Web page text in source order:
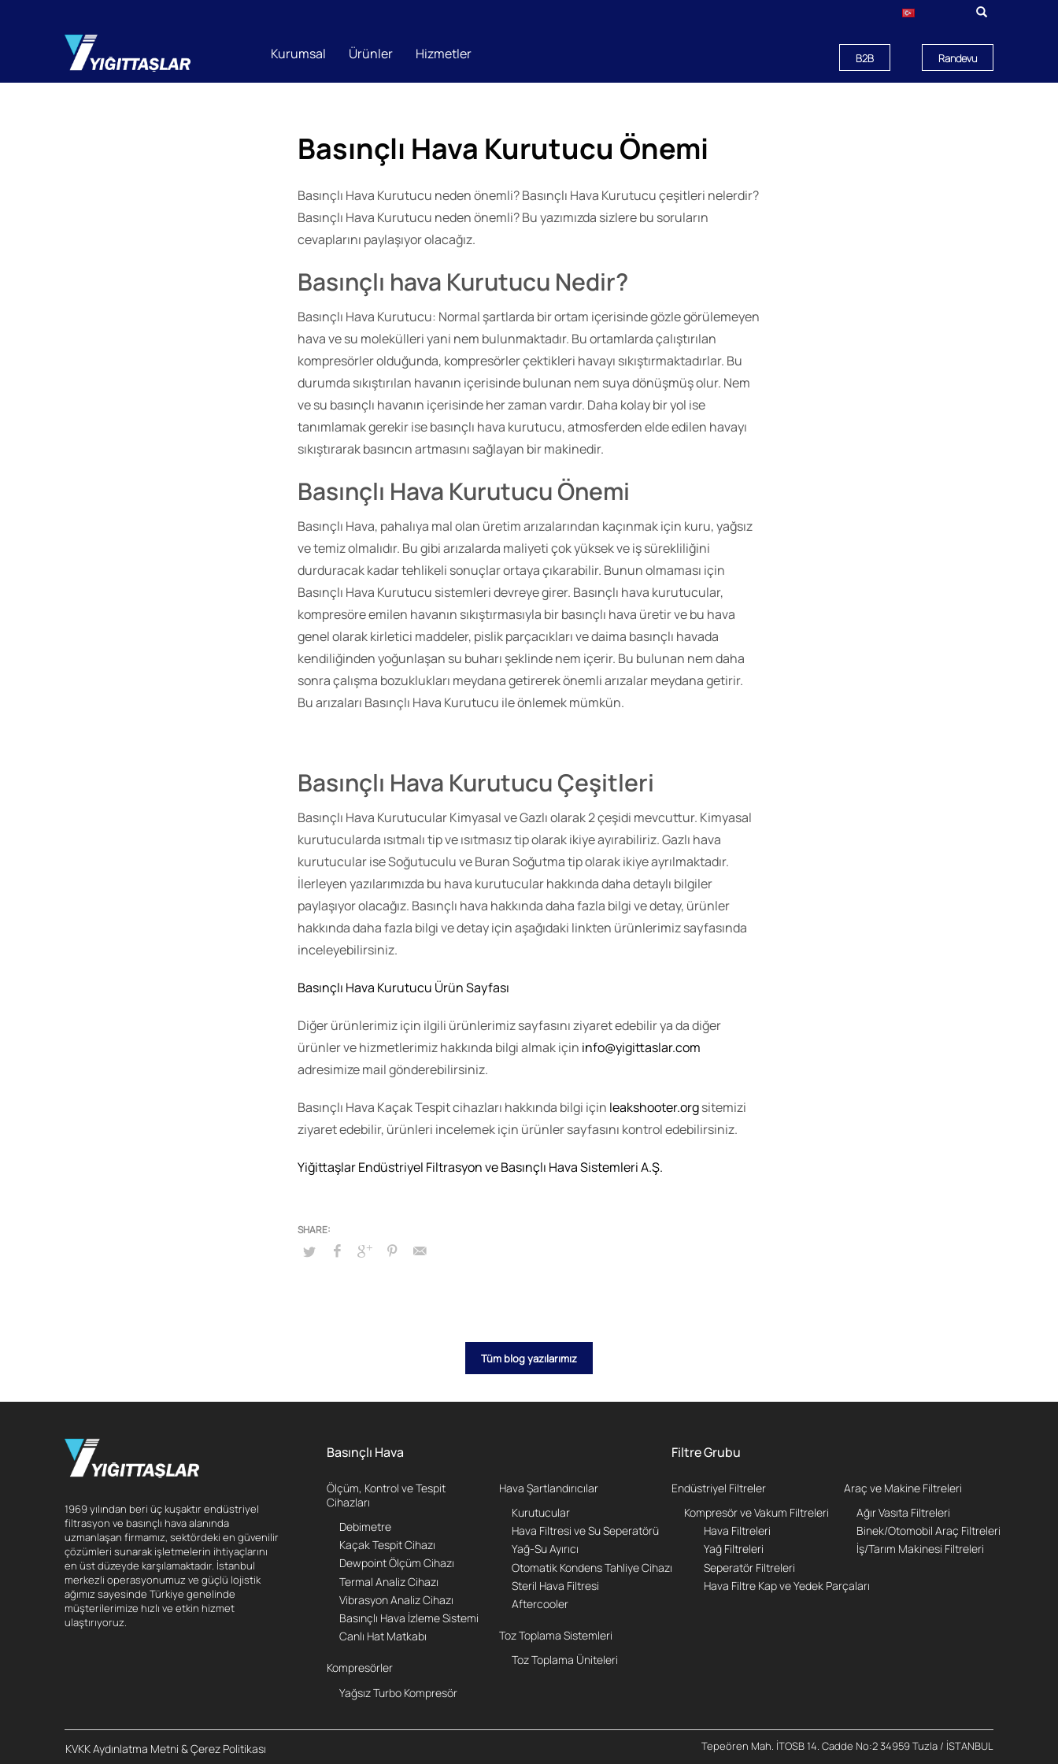
Kurumsal Ürünler Hizmetler B2B Randevu
Basınçlı Hava Kurutucu Önemi
Basınçlı Hava Kurutucu neden önemli? Basınçlı Hava Kurutucu çeşitleri nelerdir?
Basınçlı Hava Kurutucu neden önemli? Bu yazımızda sizlere bu soruların
cevaplarını paylaşıyor olacağız.
Basınçlı hava Kurutucu Nedir?
Basınçlı Hava Kurutucu: Normal şartlarda bir ortam içerisinde gözle görülemeyen
hava ve su molekülleri yani nem bulunmaktadır. Bu ortamlarda çalıştırılan
kompresörler olduğunda, kompresörler çektikleri havayı sıkıştırmaktadırlar. Bu
durumda sıkıştırılan havanın içerisinde bulunan nem suya dönüşmüş olur. Nem
ve su basınçlı havanın içerisinde her zaman vardır. Daha kolay bir yol ise
tanımlamak gerekir ise basınçlı hava kurutucu, atmosferden elde edilen havayı
sıkıştırarak basıncın artmasını sağlayan bir makinedir.
Basınçlı Hava Kurutucu Önemi
Basınçlı Hava, pahalıya mal olan üretim arızalarından kaçınmak için kuru, yağsız
ve temiz olmalıdır. Bu gibi arızalarda maliyeti çok yüksek ve iş sürekliliğini
durduracak kadar tehlikeli sonuçlar ortaya çıkarabilir. Bunun olmaması için
Basınçlı Hava Kurutucu sistemleri devreye girer. Basınçlı hava kurutucular,
kompresöre emilen havanın sıkıştırmasıyla bir basınçlı hava üretir ve bu hava
genel olarak kirletici maddeler, pislik parçacıkları ve daima basınçlı havada
kendiliğinden yoğunlaşan su buharı şeklinde nem içerir. Bu bulunan nem daha
sonra çalışma bozuklukları meydana getirerek önemli arızalar meydana getirir.
Bu arızaları Basınçlı Hava Kurutucu ile önlemek mümkün.
Basınçlı Hava Kurutucu Çeşitleri
Basınçlı Hava Kurutucular Kimyasal ve Gazlı olarak 2 çeşidi mevcuttur. Kimyasal
kurutucularda ısıtmalı tip ve ısıtmasız tip olarak ikiye ayırabiliriz. Gazlı hava
kurutucular ise Soğutuculu ve Buran Soğutma tip olarak ikiye ayrılmaktadır.
İlerleyen yazılarımızda bu hava kurutucular hakkında daha detaylı bilgiler
paylaşıyor olacağız. Basınçlı hava hakkında daha fazla bilgi ve detay, ürünler
hakkında daha fazla bilgi ve detay için aşağıdaki linkten ürünlerimiz sayfasında
inceleyebilirsiniz.
Basınçlı Hava Kurutucu Ürün Sayfası
Diğer ürünlerimiz için ilgili ürünlerimiz sayfasını ziyaret edebilir ya da diğer
ürünler ve hizmetlerimiz hakkında bilgi almak için info@yigittaslar.com
adresimize mail gönderebilirsiniz.
Basınçlı Hava Kaçak Tespit cihazları hakkında bilgi için leakshooter.orgsitemizi
ziyaret edebilir, ürünleri incelemek için ürünler sayfasını kontrol edebilirsiniz.
Yiğittaşlar Endüstriyel Filtrasyon ve Basınçlı Hava Sistemleri A.Ş.
Tüm blog yazılarımız
1969 yılından beri üç kuşaktır endüstriyel
filtrasyon ve basınçlı hava alanında
uzmanlaşan firmamız, sektördeki en güvenilir
çözümleri sunarak işletmelerin ihtiyaçlarını
en üst düzeyde karşılamaktadır. İstanbul
merkezli operasyonumuz ve güçlü lojistik
ağımız sayesinde Türkiye genelinde
müşterilerimize hızlı ve etkin hizmet
ulaştırıyoruz.
Basınçlı Hava
Ölçüm, Kontrol ve Tespit
Cihazları
Debimetre
Kaçak Tespit Cihazı
Dewpoint Ölçüm Cihazı
Termal Analiz Cihazı
Vibrasyon Analiz Cihazı
Basınçlı Hava İzleme Sistemi
Canlı Hat Matkabı
Kompresörler
Yağsız Turbo Kompresör
Hava Şartlandırıcılar
Kurutucular
Hava Filtresi ve Su Seperatörü
Yağ-Su Ayırıcı
Otomatik Kondens Tahliye Cihazı
Steril Hava Filtresi
Aftercooler
Toz Toplama Sistemleri
Toz Toplama Üniteleri
Filtre Grubu
Endüstriyel Filtreler
Kompresör ve Vakum Filtreleri
Hava Filtreleri
Yağ Filtreleri
Seperatör Filtreleri
Hava Filtre Kap ve Yedek Parçaları
Araç ve Makine Filtreleri
Ağır Vasıta Filtreleri
Binek/Otomobil Araç Filtreleri
İş/Tarım Makinesi Filtreleri
KVKK Aydınlatma Metni & Çerez Politikası Tepeören Mah. İTOSB 14. Cadde No:2 34959 Tuzla / İSTANBUL